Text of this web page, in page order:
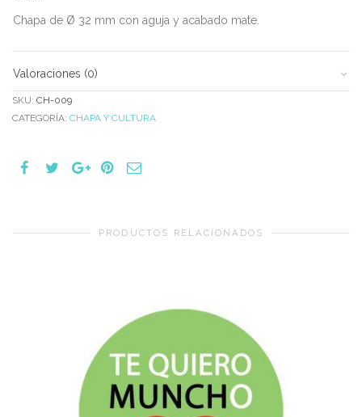
Chapa de Ø 32 mm con aguja y acabado mate.
Valoraciones (0)
SKU: CH-009
CATEGORÍA: CHAPA Y CULTURA
PRODUCTOS RELACIONADOS